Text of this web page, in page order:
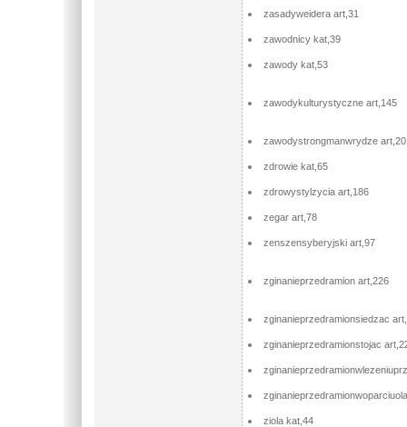
zasadyweidera art,31
zawodnicy kat,39
zawody kat,53
zawodykulturystyczne art,145
zawodystrongmanwrydze
zdrowie kat,65
zdrowystylzycia art,186
zegar art,78
zenszensyberyjski art,97
zginanieprzedramion art,226
zginanieprzedramionsiedzac
zginanieprzedramionstojac
ziola kat,44